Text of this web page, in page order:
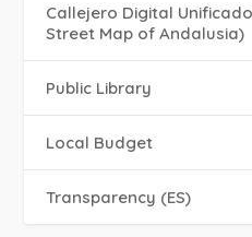
Callejero Digital
Street Map of Andalusia)
Public Library
Local Budget
Transparency (ES)